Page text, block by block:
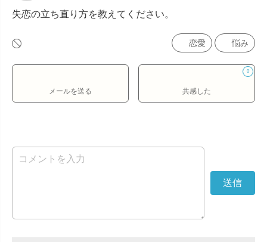
失恋の立ち直り方を教えてください。
恋愛 悩み
メールを送る
0
共感した